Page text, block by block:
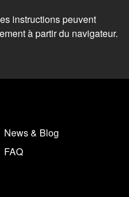
instructions peuvent
à partir du navigateur.
News & Blog
FAQ